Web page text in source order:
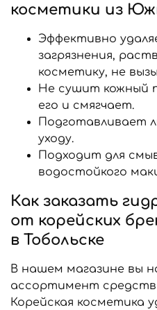
косметики из
Эффективно
загрязнения,
косметику, не
Не сушит кожный
его и смягчает.
Подготавливает
уходу.
Подходит для
водостойкого
Как заказать
от корейских
в Тобольске
В нашем магазине вы
ассортимент средств
Корейская косметика